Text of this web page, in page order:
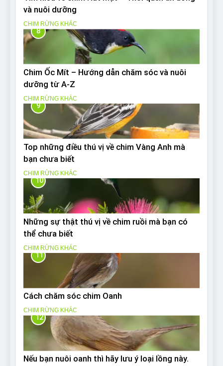
và nuôi dưỡng
CHIM RỪNG KHÁC
8
Chim Ốc Mít – Hướng dẫn chăm sóc và nuôi
dưỡng từ A-Z
CHIM RỪNG KHÁC
9
Top những điều thú vị về chim Vàng Anh mà
bạn chưa biết
CHIM RỪNG KHÁC
10
Những sự thật thú vị về chim ruồi mà bạn có
thể chưa biết
CHIM RỪNG KHÁC
11
Cách chăm sóc chim Oanh
CHIM RỪNG KHÁC
12
Nếu bạn nuôi oanh thì hãy lưu ý loại lồng này.